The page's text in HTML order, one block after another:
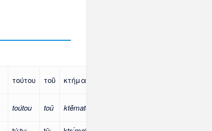
τούτου τοῦ κτήματος
toútou toū ktḗmatos